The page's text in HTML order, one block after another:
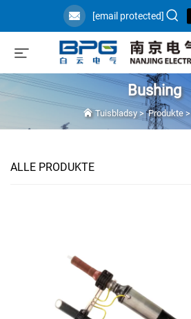
[email protected]
Bushing
Tuisbladsy>Produkte>
ALLE PRODUKTE